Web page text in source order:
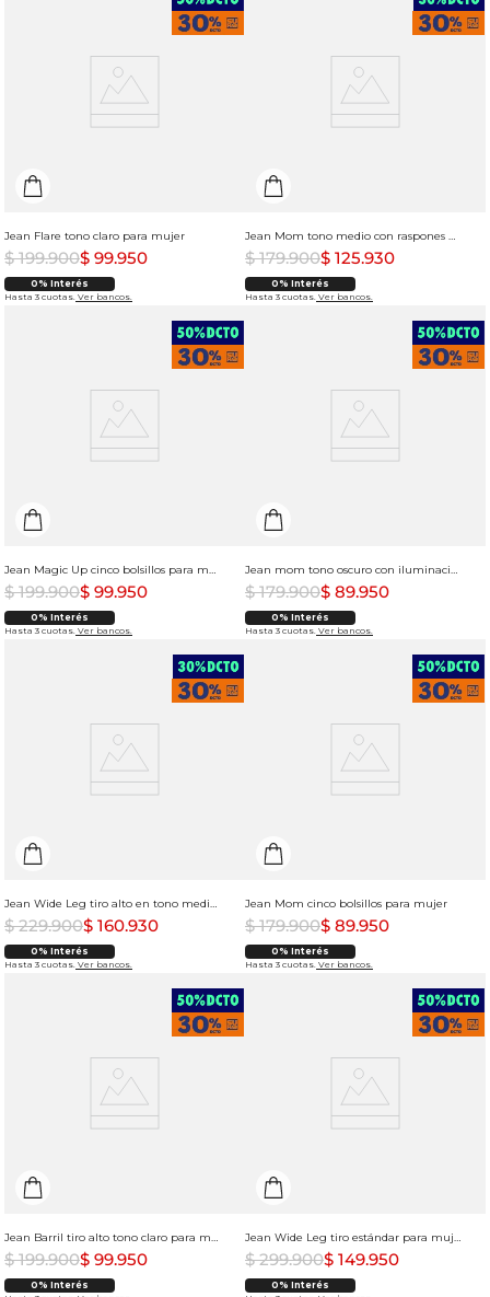
Jean Flare tono claro para mujer
$ 199.900$ 99.950
0% Interés
Hasta 3 cuotas. Ver bancos.
Jean Mom tono medio con raspones para mujer
$ 179.900$ 125.930
0% Interés
Hasta 3 cuotas. Ver bancos.
Jean Magic Up cinco bolsillos para mujer
$ 199.900$ 99.950
0% Interés
Hasta 3 cuotas. Ver bancos.
Jean mom tono oscuro con iluminaciones en muslo para mujer
$ 179.900$ 89.950
0% Interés
Hasta 3 cuotas. Ver bancos.
Jean Wide Leg tiro alto en tono medio para mujer
$ 229.900$ 160.930
0% Interés
Hasta 3 cuotas. Ver bancos.
Jean Mom cinco bolsillos para mujer
$ 179.900$ 89.950
0% Interés
Hasta 3 cuotas. Ver bancos.
Jean Barril tiro alto tono claro para mujer
$ 199.900$ 99.950
0% Interés
Jean Wide Leg tiro estándar para mujer
$ 299.900$ 149.950
0% Interés